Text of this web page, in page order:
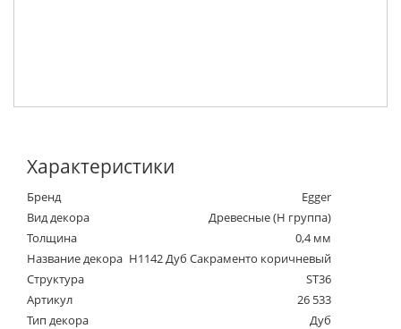
Характеристики
Бренд
Egger
Вид декора
Древесные (Н группа)
Толщина
0,4 мм
Название декора H1142 Дуб Сакраменто коричневый
Структура
ST36
Артикул
26 533
Тип декора
Дуб